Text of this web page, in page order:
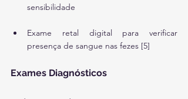
sensibilidade
Exame retal digital para verificar
presença de sangue nas fezes [5]
Exames Diagnósticos